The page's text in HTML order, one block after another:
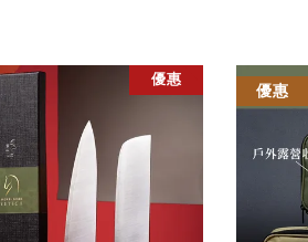
優惠
優惠